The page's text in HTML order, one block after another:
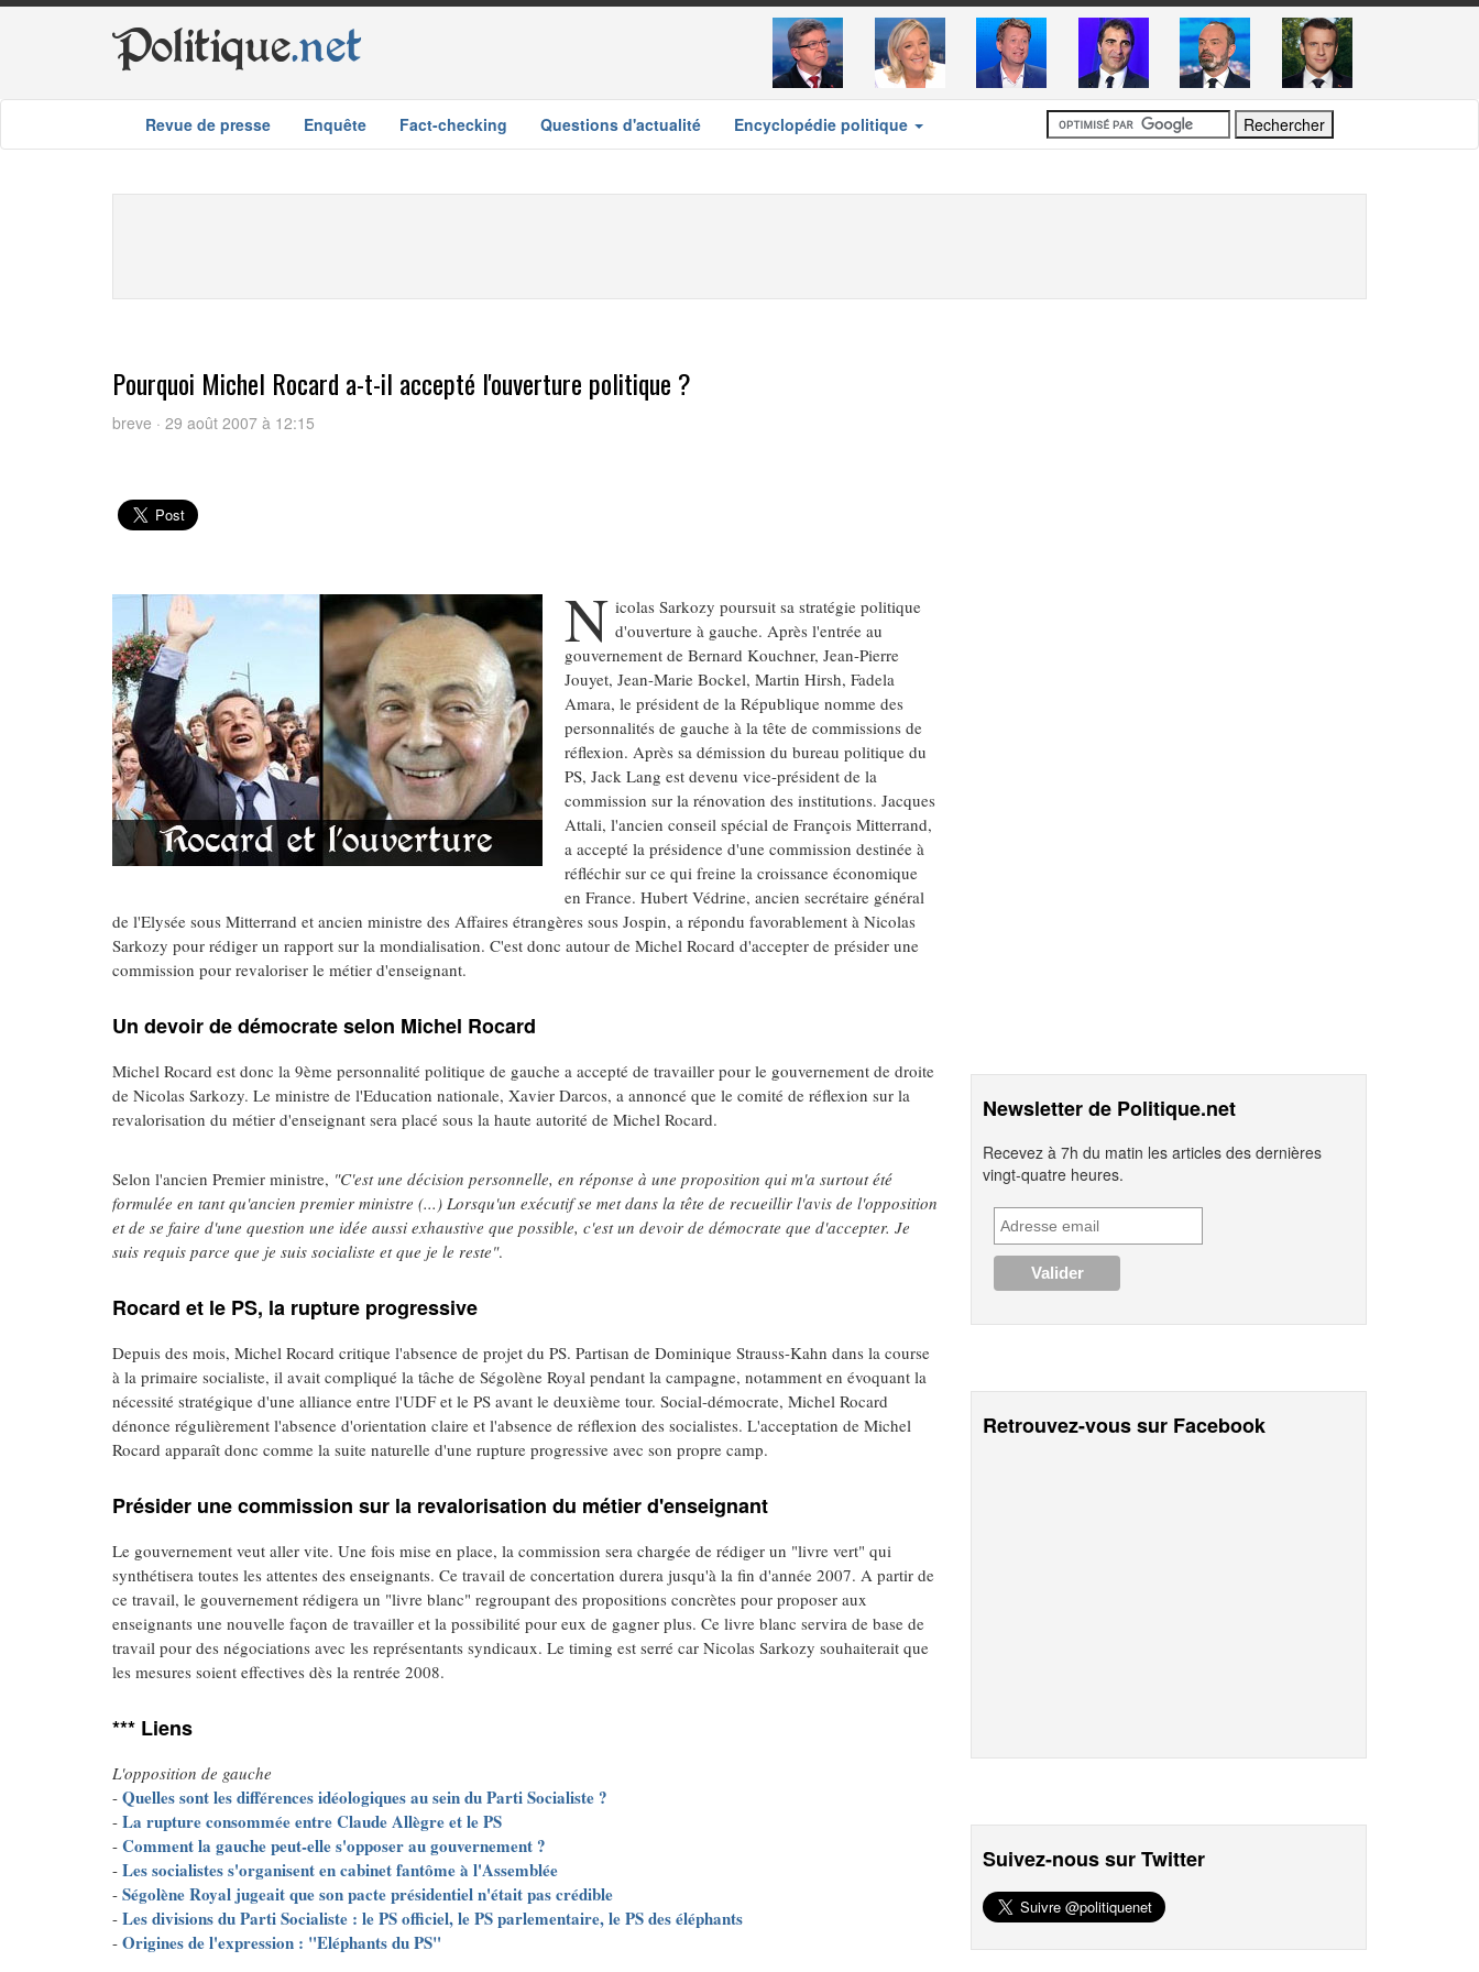
Politique.net
Revue de presse Enquête Fact-checking Questions d'actualité Encyclopédie politique
Pourquoi Michel Rocard a-t-il accepté l'ouverture politique ?
breve · 29 août 2007 à 12:15
N icolas Sarkozy poursuit sa stratégie politique
d'ouverture à gauche. Après l'entrée au
gouvernement de Bernard Kouchner, Jean-Pierre
Jouyet, Jean-Marie Bockel, Martin Hirsh, Fadela
Amara, le président de la République nomme des
personnalités de gauche à la tête de commissions de
réflexion. Après sa démission du bureau politique du
PS, Jack Lang est devenu vice-président de la
commission sur la rénovation des institutions. Jacques
Attali, l'ancien conseil spécial de François Mitterrand,
a accepté la présidence d'une commission destinée à
réfléchir sur ce qui freine la croissance économique
en France. Hubert Védrine, ancien secrétaire général
de l'Elysée sous Mitterrand et ancien ministre des Affaires étrangères sous Jospin, a répondu favorablement à Nicolas
Sarkozy pour rédiger un rapport sur la mondialisation. C'est donc autour de Michel Rocard d'accepter de présider une
commission pour revaloriser le métier d'enseignant.
Un devoir de démocrate selon Michel Rocard
Michel Rocard est donc la 9ème personnalité politique de gauche a accepté de travailler pour le gouvernement de droite
de Nicolas Sarkozy. Le ministre de l'Education nationale, Xavier Darcos, a annoncé que le comité de réflexion sur la
revalorisation du métier d'enseignant sera placé sous la haute autorité de Michel Rocard.
Selon l'ancien Premier ministre, "C'est une décision personnelle, en réponse à une proposition qui m'a surtout été
formulée en tant qu'ancien premier ministre (...) Lorsqu'un exécutif se met dans la tête de recueillir l'avis de l'opposition
et de se faire d'une question une idée aussi exhaustive que possible, c'est un devoir de démocrate que d'accepter. Je
suis requis parce que je suis socialiste et que je le reste".
Rocard et le PS, la rupture progressive
Depuis des mois, Michel Rocard critique l'absence de projet du PS. Partisan de Dominique Strauss-Kahn dans la course
à la primaire socialiste, il avait compliqué la tâche de Ségolène Royal pendant la campagne, notamment en évoquant la
nécessité stratégique d'une alliance entre l'UDF et le PS avant le deuxième tour. Social-démocrate, Michel Rocard
dénonce régulièrement l'absence d'orientation claire et l'absence de réflexion des socialistes. L'acceptation de Michel
Rocard apparaît donc comme la suite naturelle d'une rupture progressive avec son propre camp.
Présider une commission sur la revalorisation du métier d'enseignant
Le gouvernement veut aller vite. Une fois mise en place, la commission sera chargée de rédiger un "livre vert" qui
synthétisera toutes les attentes des enseignants. Ce travail de concertation durera jusqu'à la fin d'année 2007. A partir de
ce travail, le gouvernement rédigera un "livre blanc" regroupant des propositions concrètes pour proposer aux
enseignants une nouvelle façon de travailler et la possibilité pour eux de gagner plus. Ce livre blanc servira de base de
travail pour des négociations avec les représentants syndicaux. Le timing est serré car Nicolas Sarkozy souhaiterait que
les mesures soient effectives dès la rentrée 2008.
*** Liens
L'opposition de gauche
- Quelles sont les différences idéologiques au sein du Parti Socialiste ?
- La rupture consommée entre Claude Allègre et le PS
- Comment la gauche peut-elle s'opposer au gouvernement ?
- Les socialistes s'organisent en cabinet fantôme à l'Assemblée
- Ségolène Royal jugeait que son pacte présidentiel n'était pas crédible
- Les divisions du Parti Socialiste : le PS officiel, le PS parlementaire, le PS des éléphants
- Origines de l'expression : "Eléphants du PS"
Newsletter de Politique.net
Recevez à 7h du matin les articles des dernières
vingt-quatre heures.
Retrouvez-vous sur Facebook
Suivez-nous sur Twitter